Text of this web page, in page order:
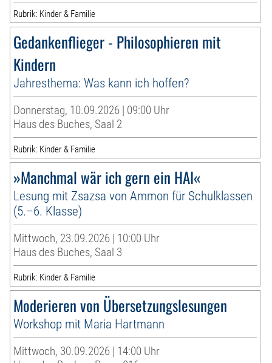
Rubrik: Kinder & Familie
Gedankenflieger - Philosophieren mit
Kindern
Jahresthema: Was kann ich hoffen?
Donnerstag, 10.09.2026 | 09:00 Uhr
Haus des Buches, Saal 2
Rubrik: Kinder & Familie
»Manchmal wär ich gern ein HAI«
Lesung mit Zsazsa von Ammon für Schulklassen
(5.–6. Klasse)
Mittwoch, 23.09.2026 | 10:00 Uhr
Haus des Buches, Saal 3
Rubrik: Kinder & Familie
Moderieren von Übersetzungslesungen
Workshop mit Maria Hartmann
Mittwoch, 30.09.2026 | 14:00 Uhr